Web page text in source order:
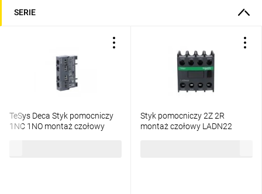
SERIE
TeSys Deca Styk pomocniczy
1NC 1NO montaż czołowy
Styk pomocniczy 2Z 2R
montaż czołowy LADN22